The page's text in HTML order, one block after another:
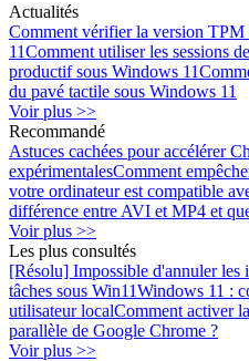
Actualités
Comment vérifier la version
11Comment utiliser les sessions
productif sous Windows 11
du pavé tactile sous Windows 11
Voir plus >>
Recommandé
Astuces cachées pour accélérer
expérimentalesComment
votre ordinateur est compatible
différence entre AVI et MP4 et
Voir plus >>
Les plus consultés
[Résolu] Impossible d'annuler les
tâches sous Win11Windows 11 :
utilisateur localComment activer
parallèle de Google Chrome ?
Voir plus >>